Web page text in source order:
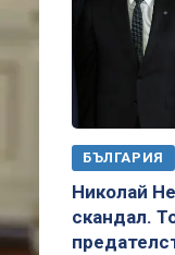
БЪЛГАРИЯ
Николай
скандал.